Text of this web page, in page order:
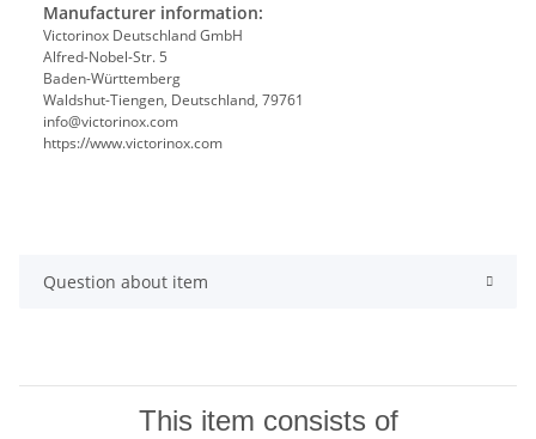
Manufacturer information:
Victorinox Deutschland GmbH
Alfred-Nobel-Str. 5
Baden-Württemberg
Waldshut-Tiengen, Deutschland, 79761
info@victorinox.com
https://www.victorinox.com
Question about item
This item consists of